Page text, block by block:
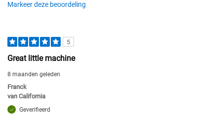
Markeer deze beoordeling
5
Great little machine
8 maanden geleden
Franck
van California
Geverifieerd